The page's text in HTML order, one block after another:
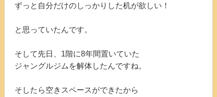
ずっと自分だけのしっかりした机が欲しい！
と思っていたんです。
そして先日、1階に8年間置いていた
ジャングルジムを解体したんですね。
そしたら空きスペースができたから